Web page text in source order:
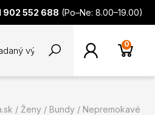
902 552 688 (Po–Ne: 8.00–19.00)
0
Ženy Bundy Nepremokavé